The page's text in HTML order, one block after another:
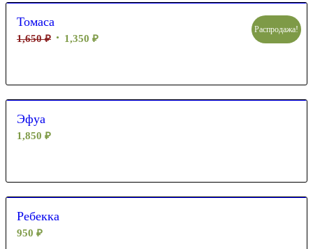
Томаса
1,650₽ 1,350 ₽
Распродажа!
Эфуа
1,850 ₽
Ребекка
950 ₽